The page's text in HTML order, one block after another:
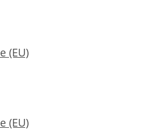
(EU)
(EU)